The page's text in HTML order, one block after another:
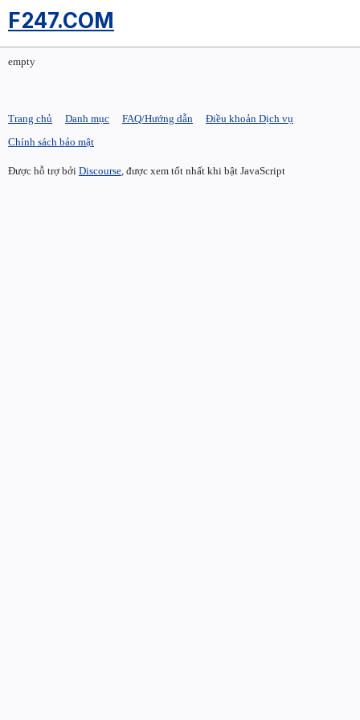
F247.COM
empty
Trang chủ Danh mục FAQ/Hướng dẫn
Điều khoản Dịch vụ
Chính sách bảo mật
Được hỗ trợ bởi Discourse , được xem tốt nhất khi bật JavaScript